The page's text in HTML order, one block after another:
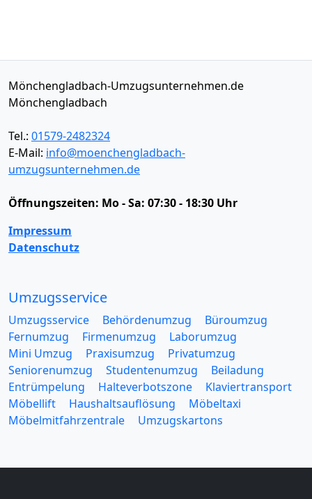
Mönchengladbach-Umzugsunternehmen.de
Mönchengladbach
Tel.: 01579-2482324
E-Mail: info@moenchengladbach-
umzugsunternehmen.de
Öffnungszeiten: Mo - Sa: 07:30 - 18:30 Uhr
Impressum
Datenschutz
Umzugsservice
Umzugsservice Behördenumzug
Büroumzug
Fernumzug
Firmenumzug
Laborumzug
Mini Umzug
Praxisumzug
Privatumzug
Seniorenumzug
Studentenumzug
Beiladung
Entrümpelung
Halteverbotszone
Klaviertransport
Möbellift
Haushaltsauflösung
Möbeltaxi
Möbelmitfahrzentrale
Umzugskartons